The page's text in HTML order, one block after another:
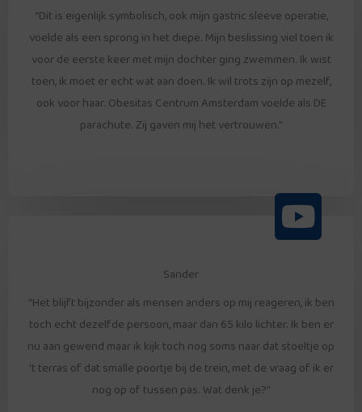
“Dit is eigenlijk symbolisch, ook mijn gastric sleeve operatie,
voelde als een sprong in het diepe. Mijn beslissing viel toen ik
voor de eerste keer met mijn dochter ging zwemmen. Ik wist
toen, ik moet er echt wat aan doen. Ik wil trots zijn op mezelf,
ook voor haar. Obesitas Centrum Amsterdam voelde als DE
parachute. Zij gaven mij het vertrouwen.”
Sander
“Het blijft bijzonder als mensen anders op mij reageren, ik ben
toch echt dezelfde persoon, maar dan 65 kilo lichter. Ik ben er
nu aan gewend maar ik kijk toch nog soms naar dat stoeltje op
't terras of dat smalle poortje bij de trein, met de vraag of ik er
nog op of tussen pas. Wat denk je?”